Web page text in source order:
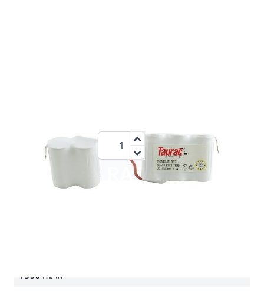
zzgl.MwSt.:28,50 €
Menge
Batterie ohne Anschlußkabel, separat bestellen
1500 mAh